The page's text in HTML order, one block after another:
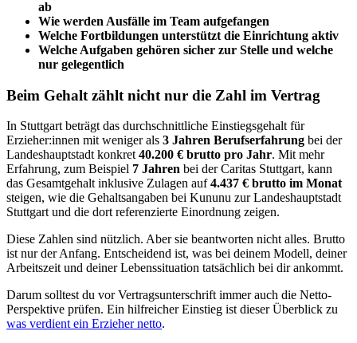
ab
Wie werden Ausfälle im Team aufgefangen
Welche Fortbildungen unterstützt die Einrichtung aktiv
Welche Aufgaben gehören sicher zur Stelle und welche
nur gelegentlich
Beim Gehalt zählt nicht nur die Zahl im Vertrag
In Stuttgart beträgt das durchschnittliche Einstiegsgehalt für
Erzieher:innen mit weniger als 3 Jahren Berufserfahrung bei der
Landeshauptstadt konkret 40.200 € brutto pro Jahr. Mit mehr
Erfahrung, zum Beispiel 7 Jahren bei der Caritas Stuttgart, kann
das Gesamtgehalt inklusive Zulagen auf4.437 € brutto im Monat
steigen, wie die Gehaltsangaben bei Kununu zur Landeshauptstadt
Stuttgart und die dort referenzierte Einordnung zeigen.
Diese Zahlen sind nützlich. Aber sie beantworten nicht alles. Brutto
ist nur der Anfang. Entscheidend ist, was bei deinem Modell, deiner
Arbeitszeit und deiner Lebenssituation tatsächlich bei dir ankommt.
Darum solltest du vor Vertragsunterschrift immer auch die Netto-
Perspektive prüfen. Ein hilfreicher Einstieg ist dieser Überblick zu
was verdient ein Erzieher netto.